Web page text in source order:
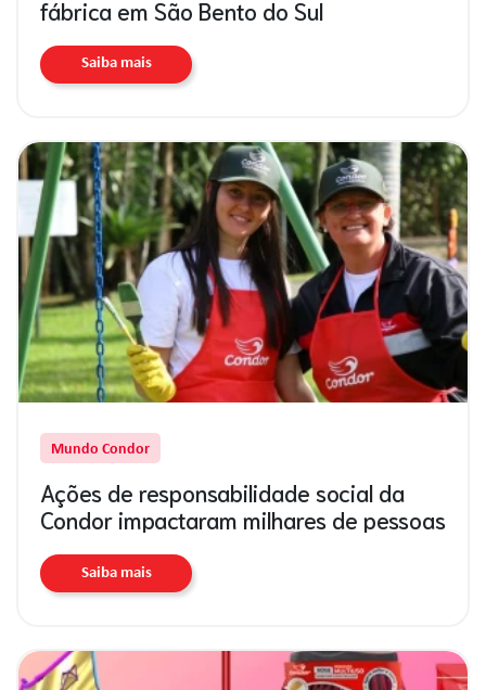
fábrica em São Bento do Sul
Saiba mais
Mundo Condor
Ações de responsabilidade social da
Condor impactaram milhares de pessoas
Saiba mais